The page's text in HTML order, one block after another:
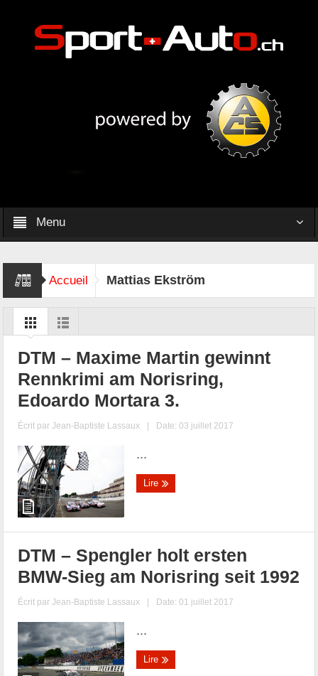
Menu
Accueil Mattias Ekström
DTM – Maxime Martin gewinnt
Rennkrimi am Norisring,
Edoardo Mortara 3.
Écrit parJean-Baptiste Lassaux | Date: 03 juillet 2017
...
Lire
DTM – Spengler holt ersten
BMW-Sieg am Norisring seit 1992
Écrit parJean-Baptiste Lassaux | Date: 01 juillet 2017
...
Lire